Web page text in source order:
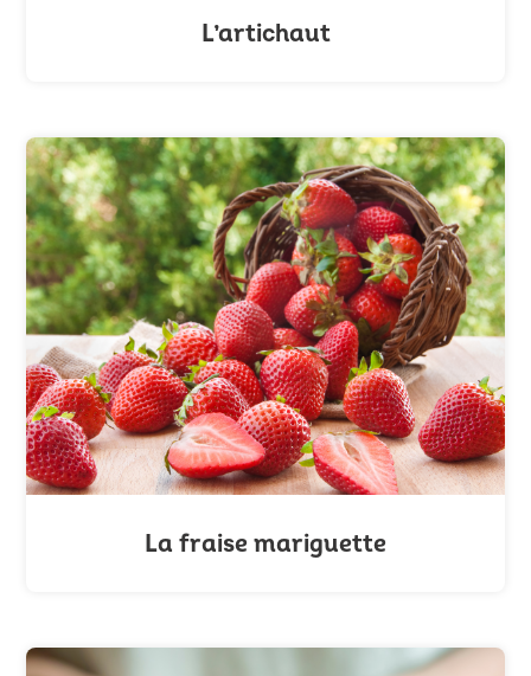
L’artichaut
La fraise mariguette